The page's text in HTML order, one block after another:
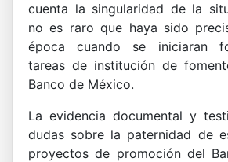
cuenta la singularidad de la
no es raro que haya sido
época cuando se iniciaran
tareas de institución de
Banco de México.
La evidencia documental y
dudas sobre la paternidad de
proyectos de promoción del